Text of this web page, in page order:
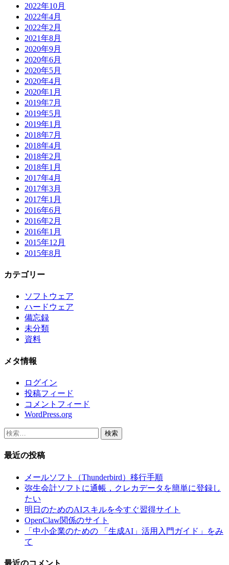
2022年10月
2022年4月
2022年2月
2021年8月
2020年9月
2020年6月
2020年5月
2020年4月
2020年1月
2019年7月
2019年5月
2019年1月
2018年7月
2018年4月
2018年2月
2018年1月
2017年4月
2017年3月
2017年1月
2016年6月
2016年2月
2016年1月
2015年12月
2015年8月
カテゴリー
ソフトウェア
ハードウェア
備忘録
未分類
資料
メタ情報
ログイン
投稿フィード
コメントフィード
WordPress.org
検
最近の投稿
メールソフト（Thunderbird）移行手順
弥生会計ソフトに通帳，クレカデータを簡単に登録し
たい
明日のためのAIスキルを今すぐ習得サイト
OpenClaw関係のサイト
「中小企業のための 「生成AI」活用入門ガイド」をみ
て
最近のコメント